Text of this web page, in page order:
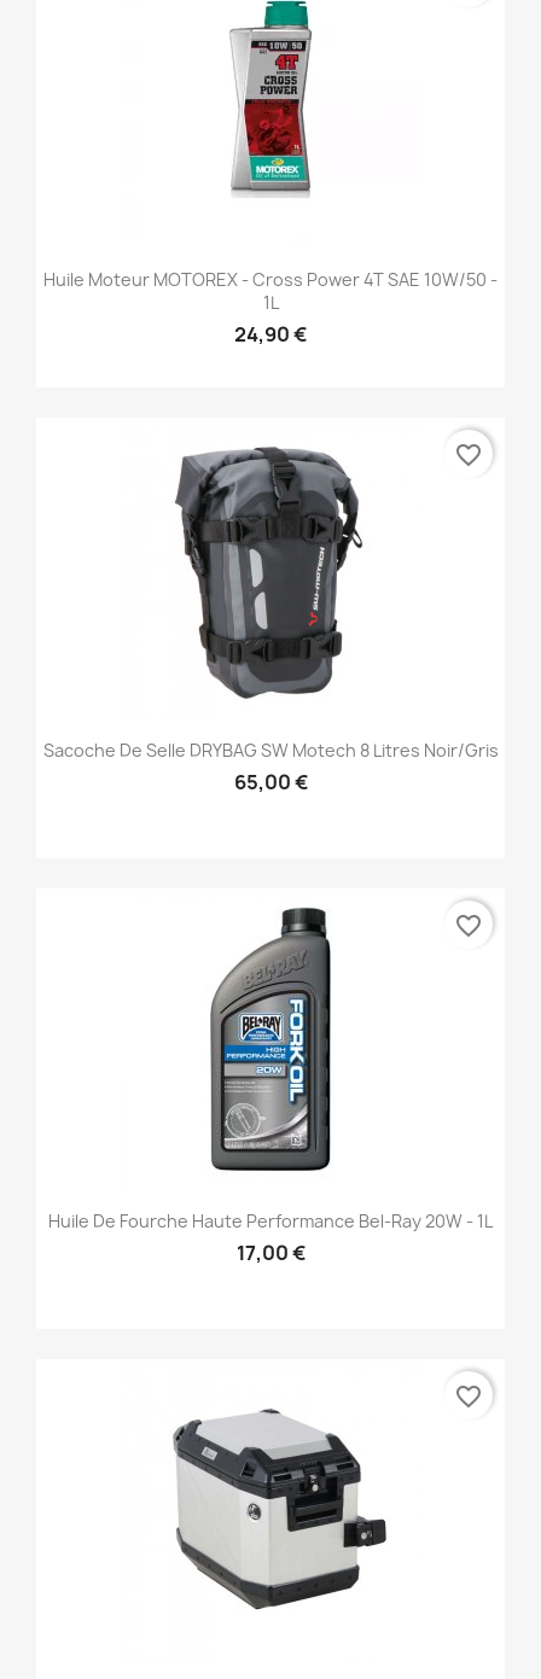
Huile Moteur MOTOREX - Cross Power 4T SAE 10W/50 -
1L
24,90 €
Sacoche De Selle DRYBAG SW Motech 8 Litres Noir/gris
65,00 €
favorite_border
Huile De Fourche Haute Performance Bel-Ray 20W - 1L
17,00 €
favorite_border
favorite_border